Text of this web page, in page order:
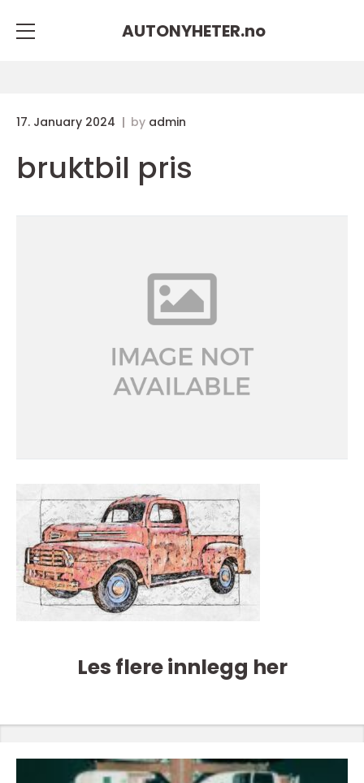
AUTONYHETER.no
17. January 2024 by admin
bruktbil pris
Les flere innlegg her